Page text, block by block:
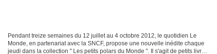
Pendant treize semaines du 12 juillet au 4 octobre 2012, le quotidien Le
Monde, en partenariat avec la SNCF, propose une nouvelle inédite chaque
jeudi dans la collection " Les petits polars du Monde ". Il s'agit de petits livres